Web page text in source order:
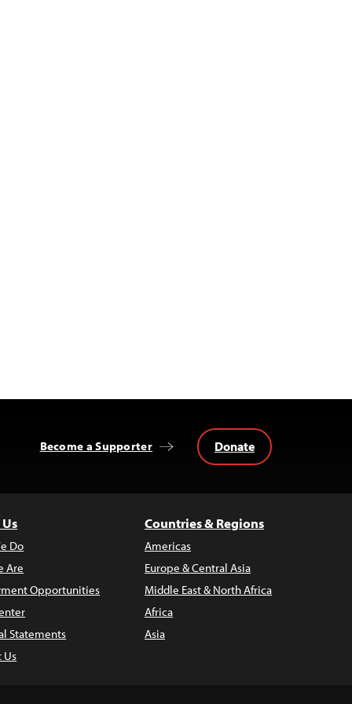
Become a Supporter Donate
Do
Are
Opportunities
Statements
Us
Countries & Regions
Americas
Europe & Central Asia
Middle East & North Africa
Africa
Asia